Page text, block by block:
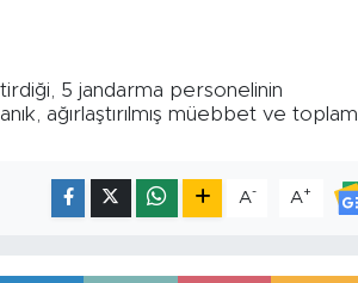
5 jandarma personelinin
ağırlaştırılmış müebbet ve toplam
A- A+